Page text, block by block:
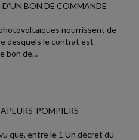
BON DE COMMANDE
nourrissent de
desquels le contrat est
bon de...
POMPIERS
que, entre le 1 Un décret du